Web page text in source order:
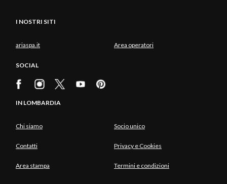
I NOSTRI SITI
ariaspa.it Area operatori
SOCIAL
IN LOMBARDIA
Chi siamo Socio unico
Contatti Privacy e Cookies
Area stampa Termini e condizioni